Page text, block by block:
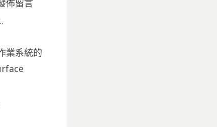
佈留言
業系統的